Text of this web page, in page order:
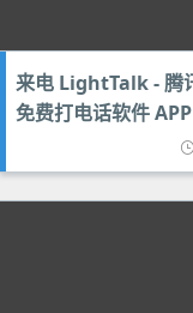
来电 LightTalk - 腾
免费打电话软件 APP